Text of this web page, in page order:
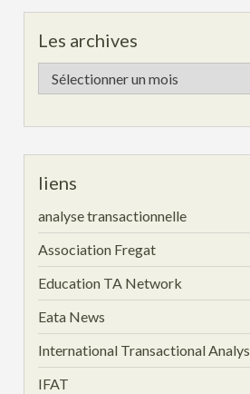
Les archives
Les
archives
liens
analyse transactionnelle
Association Fregat
Education TA Network
Eata News
International Transactional
IFAT